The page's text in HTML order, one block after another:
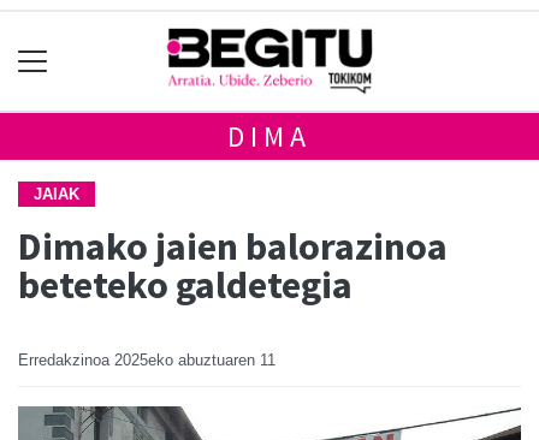
DIMA
JAIAK
Dimako jaien balorazinoa
beteteko galdetegia
Erredakzinoa 2025eko abuztuaren 11